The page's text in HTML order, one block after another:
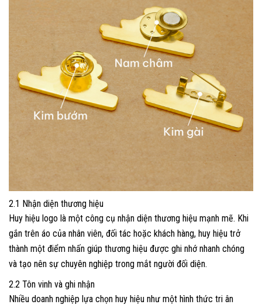
2.1 Nhận diện thương hiệu
Huy hiệu logo là một công cụ nhận diện thương hiệu mạnh mẽ. Khi
gắn trên áo của nhân viên, đối tác hoặc khách hàng, huy hiệu trở
thành một điểm nhấn giúp thương hiệu được ghi nhớ nhanh chóng
và tạo nên sự chuyên nghiệp trong mắt người đối diện.
2.2 Tôn vinh và ghi nhận
Nhiều doanh nghiệp lựa chọn huy hiệu như một hình thức tri ân